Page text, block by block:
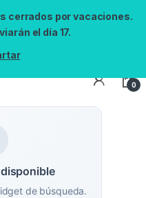
cerrados por vacaciones.
el día 17.
0
de búsqueda.